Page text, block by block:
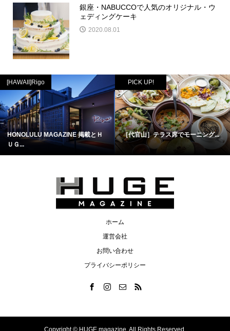
銀座・NABUCCOで人気のオリジナル・ウ
ェディングケーキ
2020.08.01
[HAWAII]Rigo
HONOLULU MAGAZINE 掲載とＨ
ＵＧ...
PICK UP!
［代官山］テラス席でモーニング...
ホーム
運営会社
お問い合わせ
プライバシーポリシー
Copyright © HUGE magazine. All Rights Reserved.